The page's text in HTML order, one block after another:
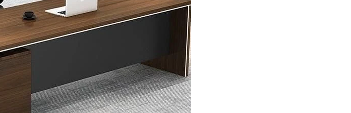
لإصلاح
الأعطال
واستعادة
راحتك
جديد،
وذلك